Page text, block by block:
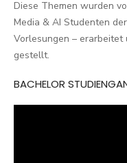
Diese Themen wurden
Media & AI Studenten
Vorlesungen – erarbeitet
gestellt.
BACHELOR